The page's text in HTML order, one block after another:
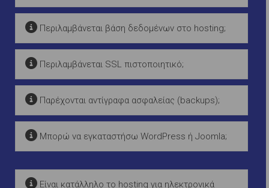
Περιλαμβάνεται βάση δεδομένων στο hosting;
Περιλαμβάνεται SSL πιστοποιητικό;
Παρέχονται αντίγραφα ασφαλείας (backups);
Μπορώ να εγκαταστήσω WordPress ή Joomla;
Είναι κατάλληλο το hosting για ηλεκτρονικά